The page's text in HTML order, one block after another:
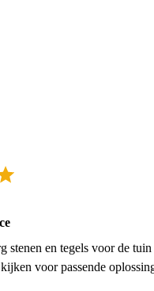
stenen en tegels voor de
voor passende